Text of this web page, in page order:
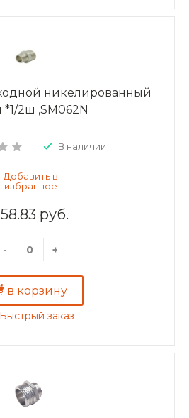
никелированный
*1/2ш ,SM062N
В наличии
руб.
- +
в корзину
Быстрый заказ